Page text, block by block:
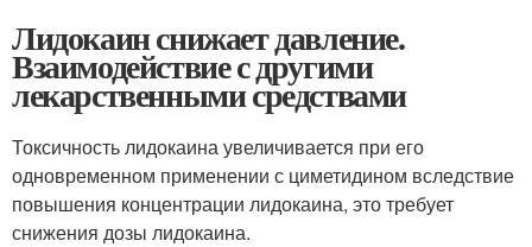
Лидокаин снижает давление.
Взаимодействие с другими
лекарственными средствами
Токсичность лидокаина увеличивается при его
одновременном применении с циметидином вследствие
повышения концентрации лидокаина, это требует
снижения дозы лидокаина.